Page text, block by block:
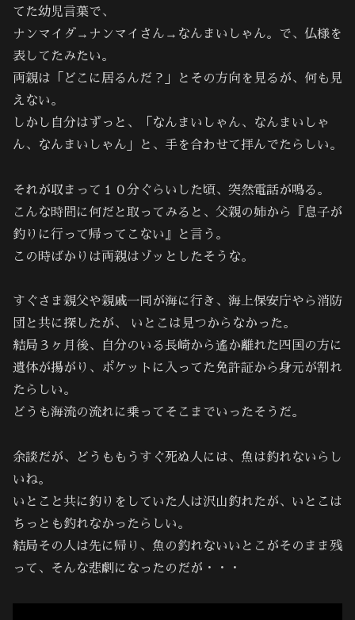
てた幼児言葉で、
ナンマイダ→ナンマイさん→なんまいしゃん。で、仏様を
表してたみたい。
両親は「どこに居るんだ？」とその方向を見るが、何も見
えない。
しかし自分はずっと、「なんまいしゃん、なんまいしゃ
ん、なんまいしゃん」と、手を合わせて拝んでたらしい。
それが収まって１０分ぐらいした頃、突然電話が鳴る。
こんな時間に何だと取ってみると、父親の姉から『息子が
釣りに行って帰ってこない』と言う。
この時ばかりは両親はゾッとしたそうな。
すぐさま親父や親戚一同が海に行き、海上保安庁やら消防
団と共に探したが、 いとこは見つからなかった。
結局３ヶ月後、自分のいる長崎から遙か離れた四国の方に
遺体が揚がり、ポケットに入ってた免許証から身元が割れ
たらしい。
どうも海流の流れに乗ってそこまでいったそうだ。
余談だが、どうももうすぐ死ぬ人には、魚は釣れないらし
いね。
いとこと共に釣りをしていた人は沢山釣れたが、いとこは
ちっとも釣れなかったらしい。
結局その人は先に帰り、魚の釣れないいとこがそのまま残
って、そんな悲劇になったのだが・・・